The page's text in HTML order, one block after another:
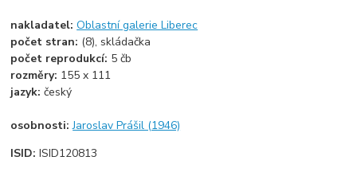
nakladatel:Oblastní galerie Liberec
počet stran: (8), skládačka
počet reprodukcí: 5 čb
rozměry: 155 x 111
jazyk:český
osobnosti:Jaroslav Prášil (1946)
ISID:ISID120813